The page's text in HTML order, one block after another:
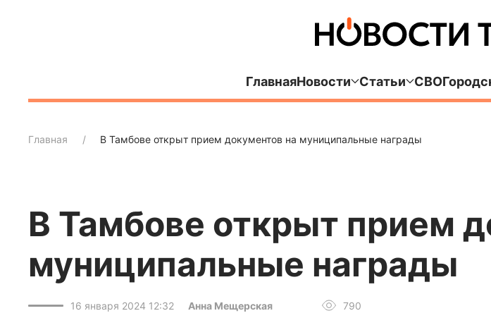
ГлавнаяНовости Статьи СВО
Главная В Тамбове открыт прием документов на муниципальные награды
В Тамбове открыт прием
муниципальные награды
16 января 2024 12:32 Анна Мещерская 790